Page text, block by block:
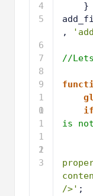
4
5
6
7
8
9
1
0
1
1
1
2
1
3
}
,
//Lets
if
is
/>' ;